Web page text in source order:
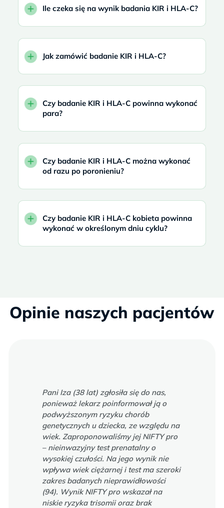
Ile czeka się na wynik badania KIR i HLA-C?
Jak zamówić badanie KIR i HLA-C?
Czy badanie KIR i HLA-C powinna wykonać
para?
Czy badanie KIR i HLA-C można wykonać
od razu po poronieniu?
Czy badanie KIR i HLA-C kobieta powinna
wykonać w określonym dniu cyklu?
Opinie naszych pacjentów
Pani Iza (38 lat) zgłosiła się do nas,
ponieważ lekarz poinformował ją o
podwyższonym ryzyku chorób
genetycznych u dziecka, ze względu na
wiek. Zaproponowaliśmy jej NIFTY pro
– nieinwazyjny test prenatalny o
wysokiej czułości. Na jego wynik nie
wpływa wiek ciężarnej i test ma szeroki
zakres badanych nieprawidłowości
(94). Wynik NIFTY pro wskazał na
niskie ryzyka trisomii oraz brak